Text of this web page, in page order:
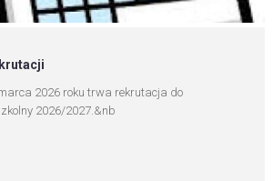
2026 roku trwa rekrutacja do
2026/2027.&nb